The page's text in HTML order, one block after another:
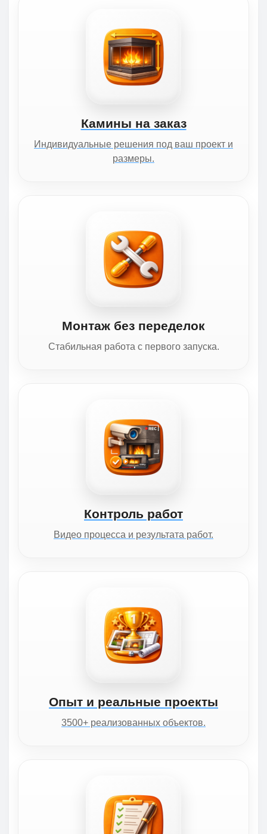
Камины на заказ
Индивидуальные решения под ваш проект и
размеры.
Монтаж без переделок
Стабильная работа с первого запуска.
Контроль работ
Видео процесса и результата работ.
Опыт и реальные проекты
3500+ реализованных объектов.